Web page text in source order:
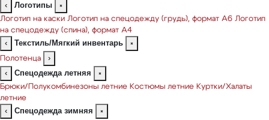
‹
Логотипы
×
Логотип на каски Логотип на спецодежду (грудь), формат А6 Логотип
на спецодежду (спина), формат А4
‹
Текстиль/Мягкий инвентарь
×
Полотенца
›
‹
Спецодежда летняя
×
Брюки/Полукомбинезоны летние Костюмы летние Куртки/Халаты
летние
‹
Спецодежда зимняя
×